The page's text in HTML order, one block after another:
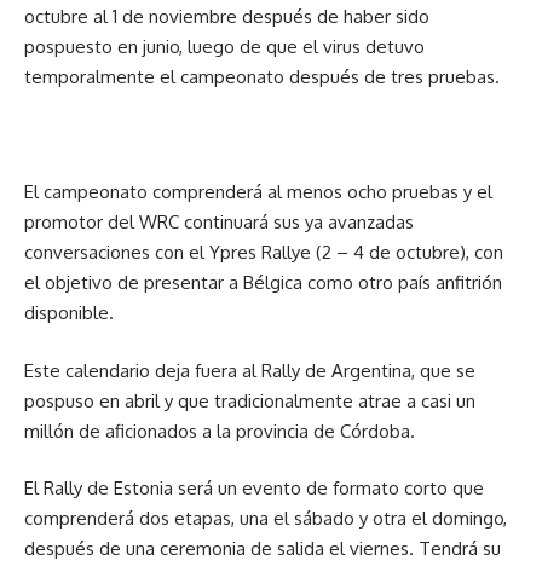
octubre al 1 de noviembre después de haber sido
pospuesto en junio, luego de que el virus detuvo
temporalmente el campeonato después de tres pruebas.
El campeonato comprenderá al menos ocho pruebas y el
promotor del WRC continuará sus ya avanzadas
conversaciones con el Ypres Rallye (2 – 4 de octubre), con
el objetivo de presentar a Bélgica como otro país anfitrión
disponible.
Este calendario deja fuera al Rally de Argentina, que se
pospuso en abril y que tradicionalmente atrae a casi un
millón de aficionados a la provincia de Córdoba.
El Rally de Estonia será un evento de formato corto que
comprenderá dos etapas, una el sábado y otra el domingo,
después de una ceremonia de salida el viernes. Tendrá su